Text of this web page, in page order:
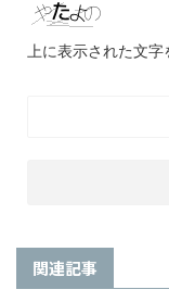
上に表示された文字
関連記事